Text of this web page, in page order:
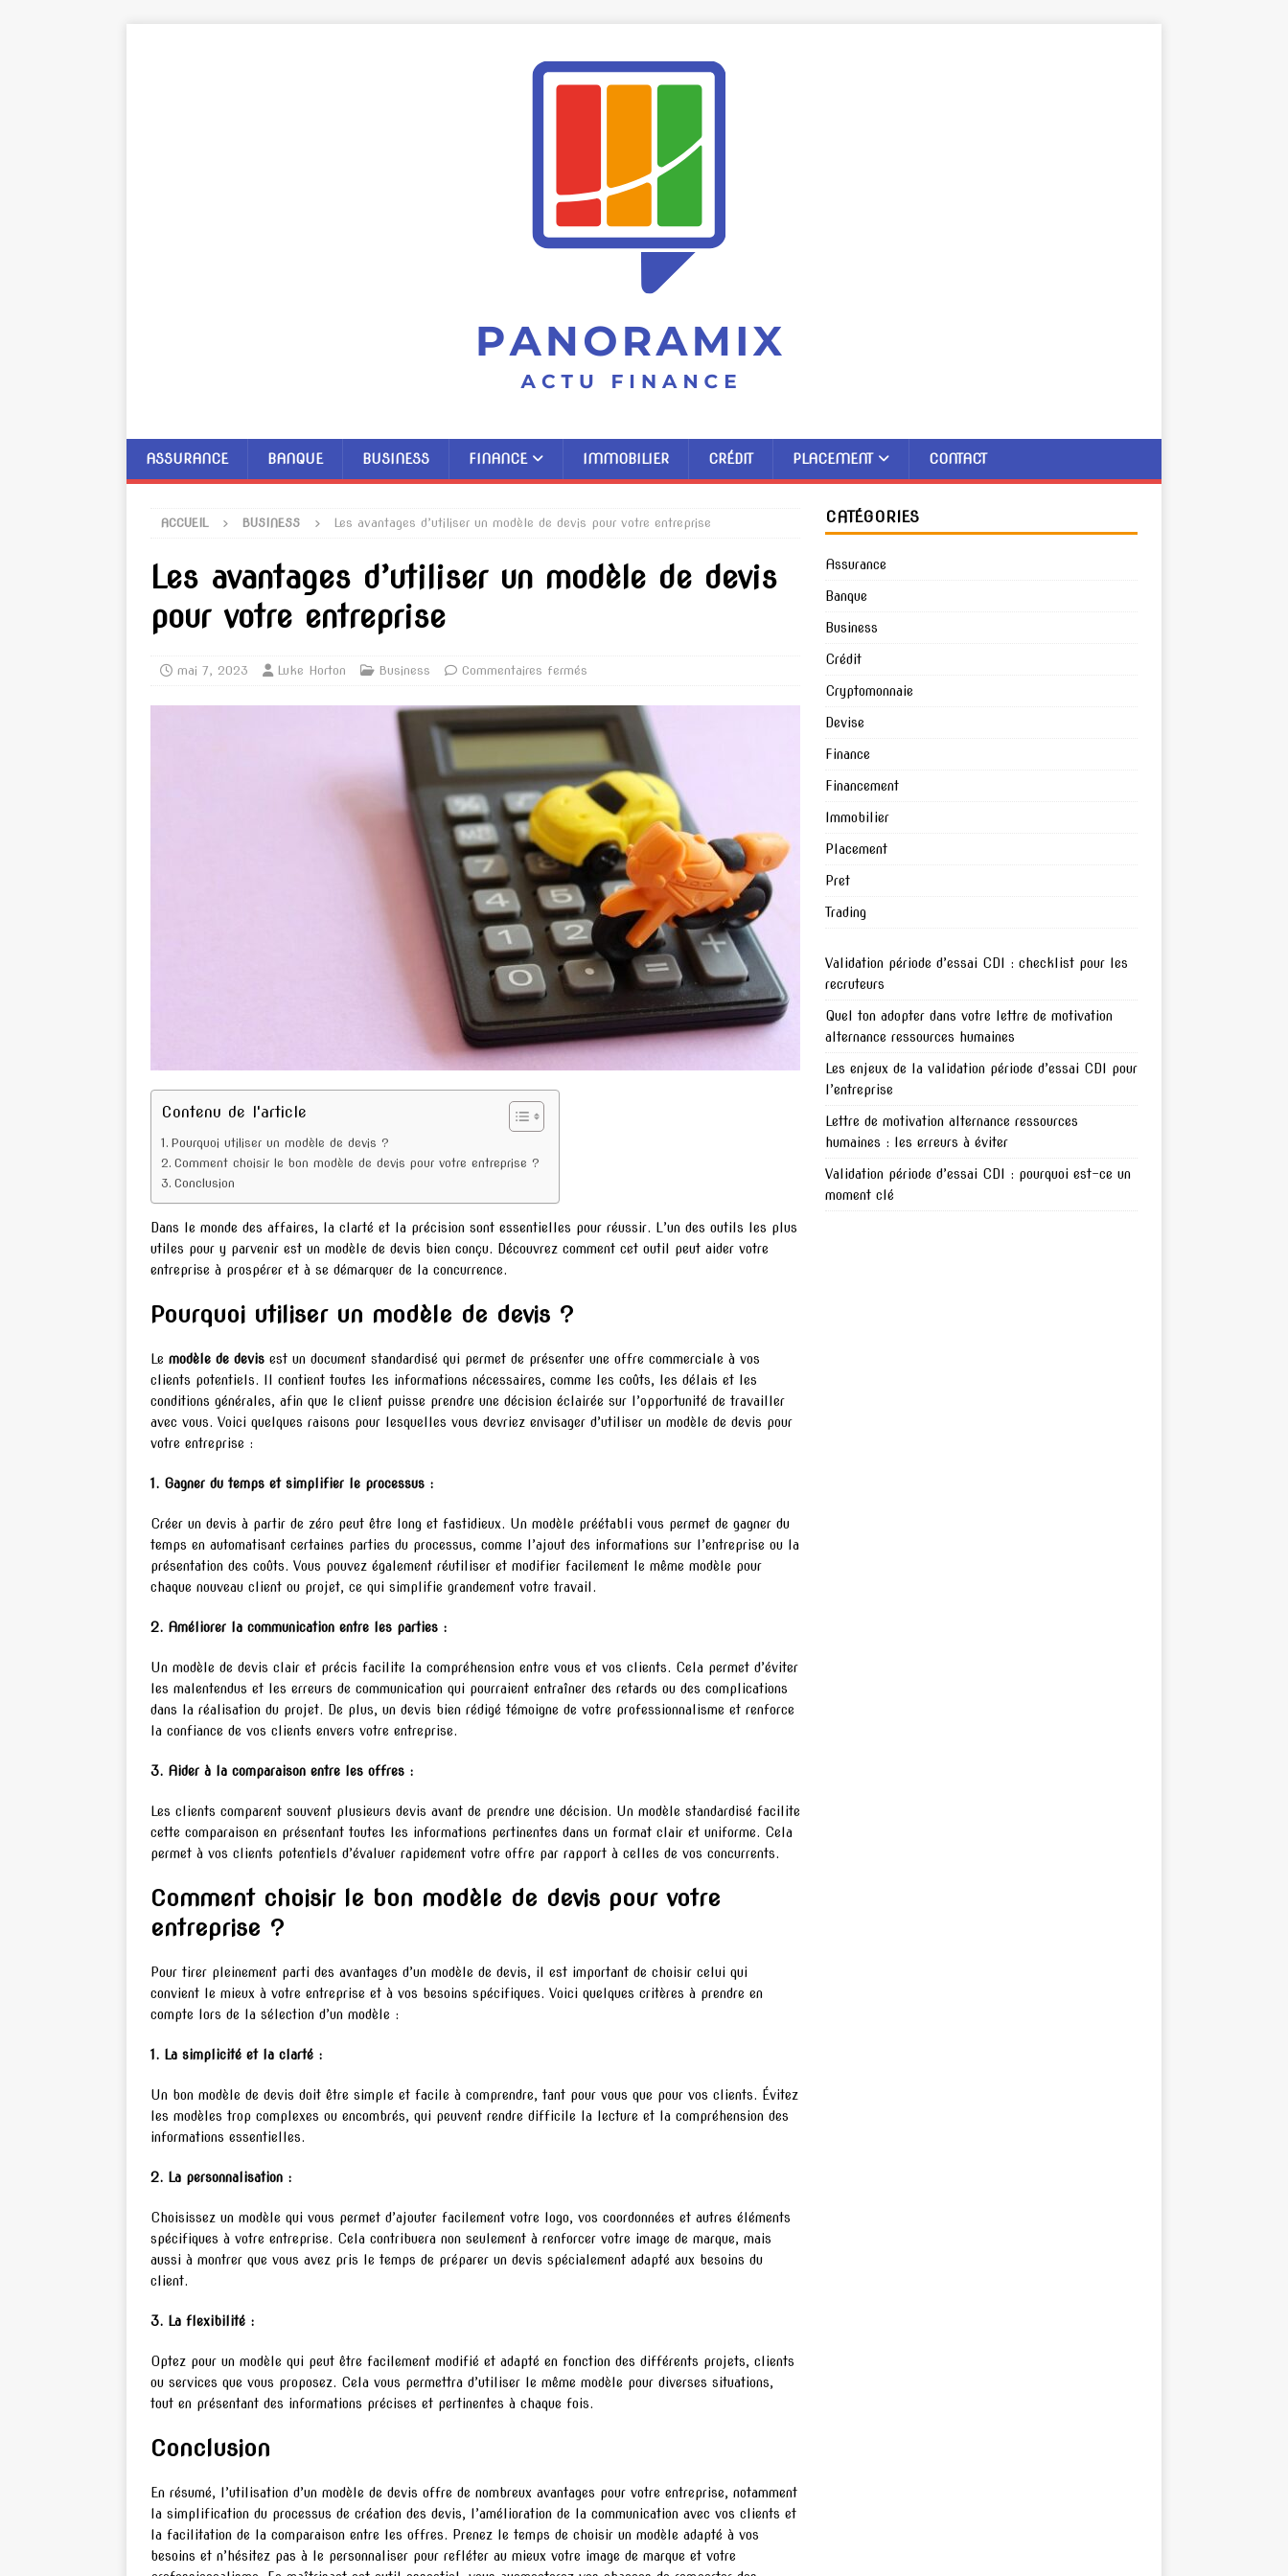
ASSURANCE BANQUE BUSINESS FINANCE IMMOBILIER CRÉDIT PLACEMENT CONTACT
ACCUEIL BUSINESS Les avantages d’utiliser un modèle de devis pour votre entreprise
Les avantages d’utiliser un modèle de devis
pour votre entreprise
mai 7, 2023 Luke Horton Business Commentaires fermés
Contenu de l'article
Pourquoi utiliser un modèle de devis ?
Comment choisir le bon modèle de devis pour votre entreprise ?
Conclusion
Dans le monde des affaires, la clarté et la précision sont essentielles pour réussir. L’un des outils les plus
utiles pour y parvenir est un modèle de devis bien conçu. Découvrez comment cet outil peut aider votre
entreprise à prospérer et à se démarquer de la concurrence.
Pourquoi utiliser un modèle de devis ?
Le modèle de devis est un document standardisé qui permet de présenter une offre commerciale à vos
clients potentiels. Il contient toutes les informations nécessaires, comme les coûts, les délais et les
conditions générales, afin que le client puisse prendre une décision éclairée sur l’opportunité de travailler
avec vous. Voici quelques raisons pour lesquelles vous devriez envisager d’utiliser un modèle de devis pour
votre entreprise :
1. Gagner du temps et simplifier le processus :
Créer un devis à partir de zéro peut être long et fastidieux. Un modèle préétabli vous permet de gagner du
temps en automatisant certaines parties du processus, comme l’ajout des informations sur l’entreprise ou la
présentation des coûts. Vous pouvez également réutiliser et modifier facilement le même modèle pour
chaque nouveau client ou projet, ce qui simplifie grandement votre travail.
2. Améliorer la communication entre les parties :
Un modèle de devis clair et précis facilite la compréhension entre vous et vos clients. Cela permet d’éviter
les malentendus et les erreurs de communication qui pourraient entraîner des retards ou des complications
dans la réalisation du projet. De plus, un devis bien rédigé témoigne de votre professionnalisme et renforce
la confiance de vos clients envers votre entreprise.
3. Aider à la comparaison entre les offres :
Les clients comparent souvent plusieurs devis avant de prendre une décision. Un modèle standardisé facilite
cette comparaison en présentant toutes les informations pertinentes dans un format clair et uniforme. Cela
permet à vos clients potentiels d’évaluer rapidement votre offre par rapport à celles de vos concurrents.
Comment choisir le bon modèle de devis pour votre
entreprise ?
Pour tirer pleinement parti des avantages d’un modèle de devis, il est important de choisir celui qui
convient le mieux à votre entreprise et à vos besoins spécifiques. Voici quelques critères à prendre en
compte lors de la sélection d’un modèle :
1. La simplicité et la clarté :
Un bon modèle de devis doit être simple et facile à comprendre, tant pour vous que pour vos clients. Évitez
les modèles trop complexes ou encombrés, qui peuvent rendre difficile la lecture et la compréhension des
informations essentielles.
2. La personnalisation :
Choisissez un modèle qui vous permet d’ajouter facilement votre logo, vos coordonnées et autres éléments
spécifiques à votre entreprise. Cela contribuera non seulement à renforcer votre image de marque, mais
aussi à montrer que vous avez pris le temps de préparer un devis spécialement adapté aux besoins du
client.
3. La flexibilité :
Optez pour un modèle qui peut être facilement modifié et adapté en fonction des différents projets, clients
ou services que vous proposez. Cela vous permettra d’utiliser le même modèle pour diverses situations,
tout en présentant des informations précises et pertinentes à chaque fois.
Conclusion
En résumé, l’utilisation d’un modèle de devis offre de nombreux avantages pour votre entreprise, notamment
la simplification du processus de création des devis, l’amélioration de la communication avec vos clients et
la facilitation de la comparaison entre les offres. Prenez le temps de choisir un modèle adapté à vos
besoins et n’hésitez pas à le personnaliser pour refléter au mieux votre image de marque et votre
CATÉGORIES
Assurance
Banque
Business
Crédit
Cryptomonnaie
Devise
Finance
Financement
Immobilier
Placement
Pret
Trading
Validation période d’essai CDI : checklist pour les
recruteurs
Quel ton adopter dans votre lettre de motivation
alternance ressources humaines
Les enjeux de la validation période d’essai CDI pour
l’entreprise
Lettre de motivation alternance ressources
humaines : les erreurs à éviter
Validation période d’essai CDI : pourquoi est-ce un
moment clé